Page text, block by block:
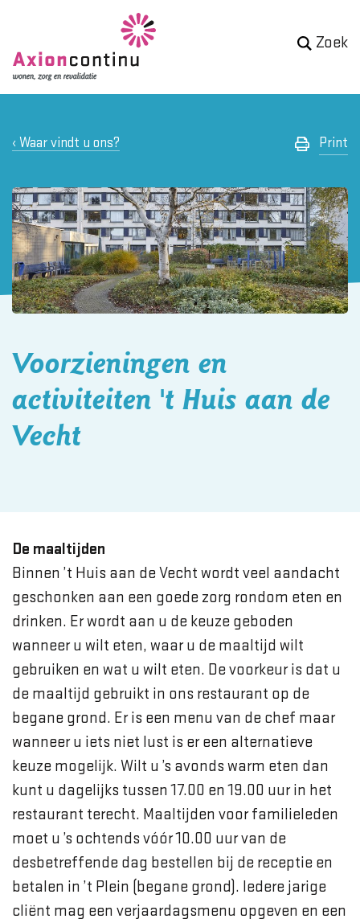
Zoek
Waar vindt u ons? Print
Voorzieningen en
activiteiten 't Huis aan de
Vecht
De maaltijden
Binnen ’t Huis aan de Vecht wordt veel aandacht
geschonken aan een goede zorg rondom eten en
drinken. Er wordt aan u de keuze geboden
wanneer u wilt eten, waar u de maaltijd wilt
gebruiken en wat u wilt eten. De voorkeur is dat u
de maaltijd gebruikt in ons restaurant op de
begane grond. Er is een menu van de chef maar
wanneer u iets niet lust is er een alternatieve
keuze mogelijk. Wilt u ’s avonds warm eten dan
kunt u dagelijks tussen 17.00 en 19.00 uur in het
restaurant terecht. Maaltijden voor familieleden
moet u ’s ochtends vóór 10.00 uur van de
desbetreffende dag bestellen bij de receptie en
betalen in ’t Plein (begane grond). Iedere jarige
cliënt mag een verjaardagsmenu opgeven en een